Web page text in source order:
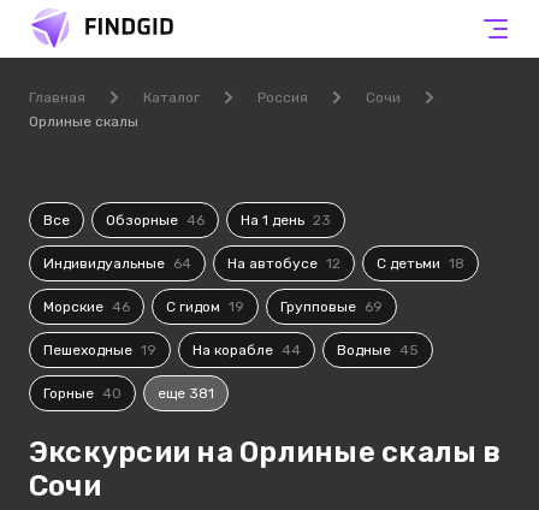
Главная Каталог Россия
Сочи
Орлиные скалы
Все Обзорные 46 На 1 день 23
Индивидуальные 64 На автобусе 12 С детьми 18
Морские 46 С гидом 19 Групповые 69
Пешеходные 19 На корабле 44 Водные 45
Горные 40 еще 381
Экскурсии на Орлиные скалы в
Сочи